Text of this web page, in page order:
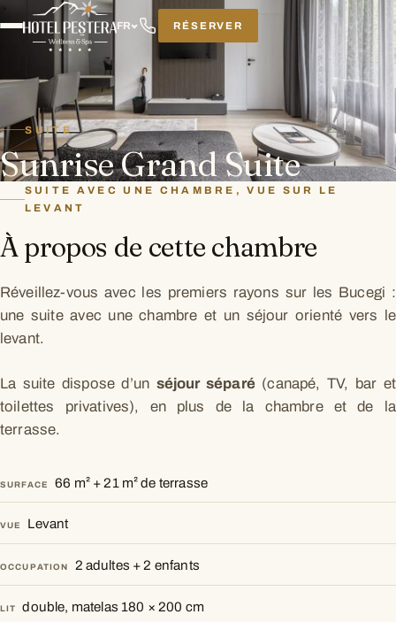
FR RÉSERVER
SUITE
Sunrise Grand Suite
SUITE AVEC UNE CHAMBRE, VUE SUR LE
LEVANT
À propos de cette chambre
Réveillez-vous avec les premiers rayons sur les Bucegi :
une suite avec une chambre et un séjour orienté vers le
levant.
La suite dispose d’un séjour séparé(canapé, TV, bar et
toilettes privatives), en plus de la chambre et de la
terrasse.
SURFACE 66 m² + 21 m² de terrasse
VUE Levant
OCCUPATION 2 adultes + 2 enfants
LIT double, matelas 180 × 200 cm